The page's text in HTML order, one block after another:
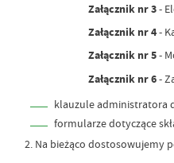
Załącznik nr 3-
Załącznik nr 4-
Załącznik nr 5-
Załącznik nr 6-
klauzule administratora
formularze dotyczące
2. Na bieżąco dostosowujemy